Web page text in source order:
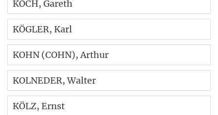
KOCH, Gareth
KÖGLER, Karl
KOHN (COHN), Arthur
KOLNEDER, Walter
KÖLZ, Ernst